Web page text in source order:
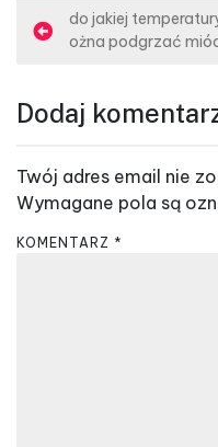
N
i
a
c
j
do jakiej
ożna podgrzać
Dodaj
Twój adres email nie
Wymagane pola są
KOMENTARZ *